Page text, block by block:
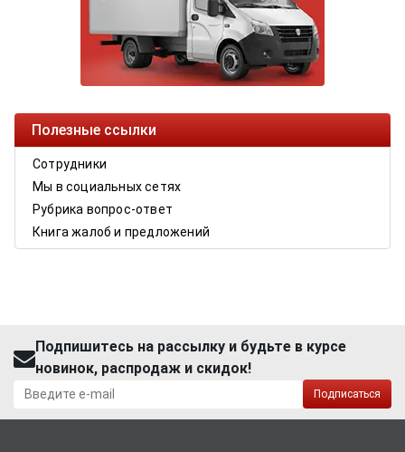
Полезные ссылки
Сотрудники
Мы в социальных сетях
Рубрика вопрос-ответ
Книга жалоб и предложений
Подпишитесь на рассылку и будьте в курсе
новинок, распродаж и скидок!
Подписаться